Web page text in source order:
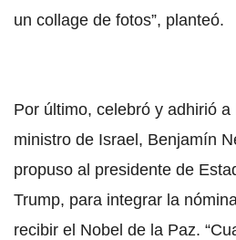
un collage de fotos”, planteó.
Por último, celebró y adhirió
ministro de Israel, Benjamín
propuso al presidente de
Trump, para integrar la
recibir el Nobel de la Paz.